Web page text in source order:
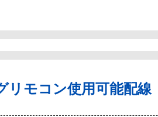
モコン使用可能配線